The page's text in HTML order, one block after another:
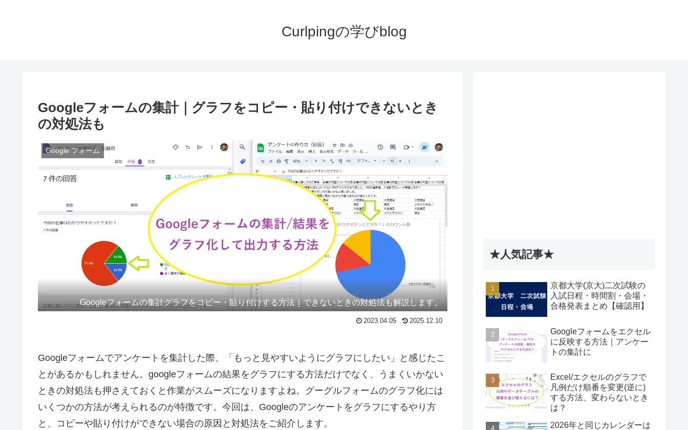
Curlpingの学びblog
Googleフォームの集計｜グラフをコピー・貼り付けできないとき
の対処法も
Google フォーム
Googleフォームの集計グラフをコピー・貼り付けする方法｜できないときの対処法も解説します。
2023.04.05 2025.12.10
Googleフォームでアンケートを集計した際、「もっと見やすいようにグラフにしたい」と感じたこ
とがあるかもしれません。googleフォームの結果をグラフにする方法だけでなく、うまくいかない
ときの対処法も押さえておくと作業がスムーズになりますよね。グーグルフォームのグラフ化には
いくつかの方法が考えられるのが特徴です。今回は、Googleのアンケートをグラフにするやり方
と、コピーや貼り付けができない場合の原因と対処法をご紹介します。
★人気記事★
京都大学(京大)二次試験の
入試日程・時間割・会場・
合格発表まとめ【確認用】
Googleフォームをエクセル
に反映する方法｜アンケー
トの集計に
Excel/エクセルのグラフで
凡例だけ順番を変更(逆に)
する方法、変わらないとき
は？
2026年と同じカレンダーは